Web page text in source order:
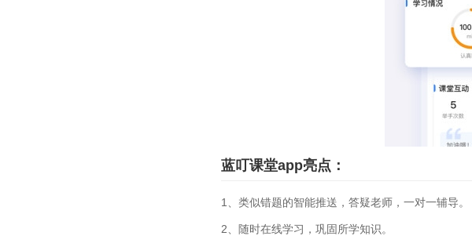
蓝叮课堂app亮点：
1、类似错题的智能推送，答疑老师，一对一辅导。
2、随时在线学习，巩固所学知识。